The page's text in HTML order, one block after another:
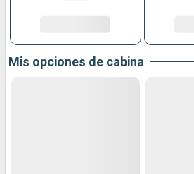
Mis opciones de cabina